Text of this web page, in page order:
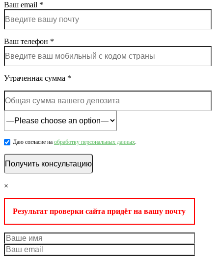
Ваш email *
Ваш телефон *
Утраченная сумма *
Даю согласие на обработку персональных данных.
×
Результат проверки сайта придёт на вашу почту